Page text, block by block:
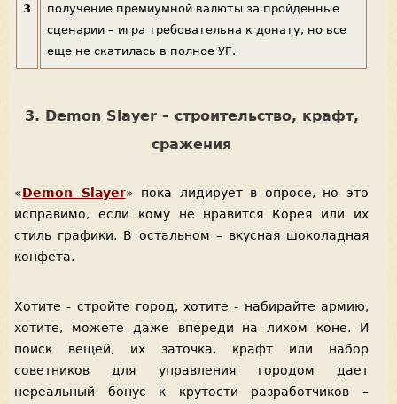
3
получение премиумной валюты за пройденные
сценарии – игра требовательна к донату, но все
еще не скатилась в полное УГ.
3. Demon Slayer – строительство, крафт,
сражения
«Demon Slayer» пока лидирует в опросе, но это
исправимо, если кому не нравится Корея или их
стиль графики. В остальном – вкусная шоколадная
конфета.
Хотите - стройте город, хотите - набирайте армию,
хотите, можете даже впереди на лихом коне. И
поиск вещей, их заточка, крафт или набор
советников для управления городом дает
нереальный бонус к крутости разработчиков –